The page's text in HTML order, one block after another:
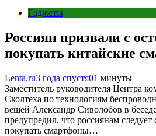
Гаджеты
Россиян призвали с
покупать китайские
Lenta.ru3 года спустя01 минуты
Заместитель руководителя Центра
Сколтеха по технологиям
вещей Александр Сиволобов в
предупредил, что россиянам
покупать смартфоны…